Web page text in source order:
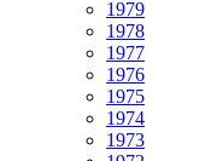
1979
1978
1977
1976
1975
1974
1973